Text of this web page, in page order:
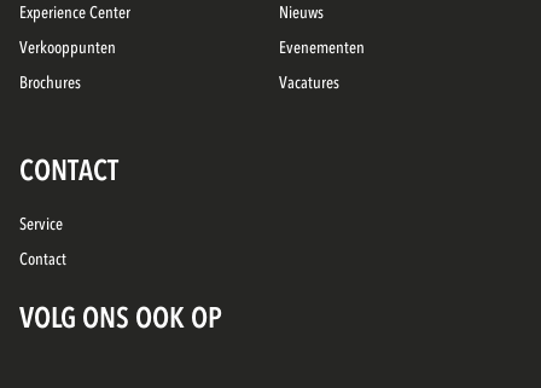
Experience Center
Verkooppunten
Brochures
Nieuws
Evenementen
Vacatures
CONTACT
Service
Contact
VOLG ONS OOK OP